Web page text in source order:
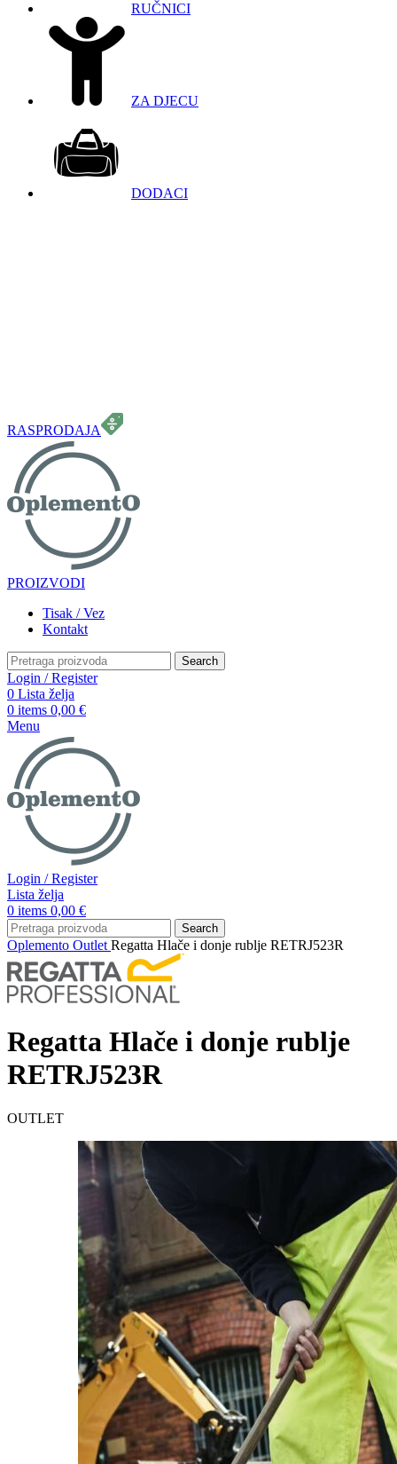
RUČNICI
ZA DJECU
DODACI
RASPRODAJA
PROIZVODI
Tisak / Vez
Kontakt
Search
Login / Register
0 Lista želja
0 items 0,00 €
Menu
Login / Register
Lista želja
0 items 0,00 €
Search
Oplemento Outlet Regatta Hlače i donje rublje RETRJ523R
Regatta Hlače i donje rublje
RETRJ523R
OUTLET